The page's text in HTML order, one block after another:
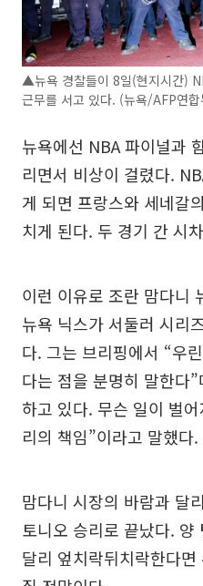
▲뉴욕 경찰들이 8일(현지시간)
근무를 서고 있다. (뉴욕/AFP연합
뉴욕에선 NBA 파이널과
리면서 비상이 걸렸다.
게 되면 프랑스와 세네갈
치게 된다. 두 경기 간 시
이런 이유로 조란 맘다니
뉴욕 닉스가 서둘러 시리
다. 그는 브리핑에서 “우
다는 점을 분명히 말한다
하고 있다. 무슨 일이 벌
리의 책임”이라고 말했다.
맘다니 시장의 바람과 달
토니오 승리로 끝났다. 양
달리 엎치락뒤치락한다